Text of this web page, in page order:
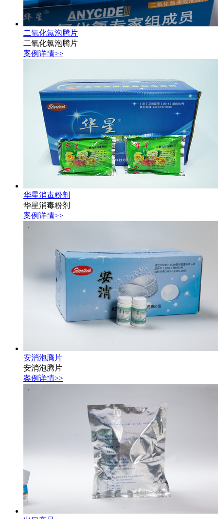
二氧化氯泡腾片
二氧化氯泡腾片
案例详情>>
华星消毒粉剂
华星消毒粉剂
案例详情>>
安消泡腾片
安消泡腾片
案例详情>>